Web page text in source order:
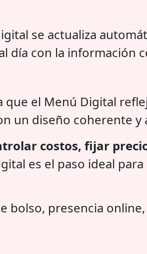
se actualiza
día con la información
que el Menú Digital
un diseño coherente y
costos, fijar
es el paso ideal
bolso, presencia